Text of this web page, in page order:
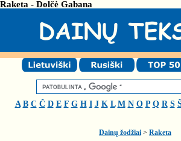
Raketa - Dolčė Gabana
A B C Č D E F G H I J K L M N O P Q R S
Dainų žodžiai > Raketa